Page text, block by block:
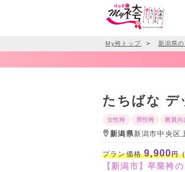
My袴トップ ＞ 新潟県
たちばな デ
女性袴 男性袴 教員向
新潟県新潟市中央区
プラン価格9,900円
【新潟市】卒業袴